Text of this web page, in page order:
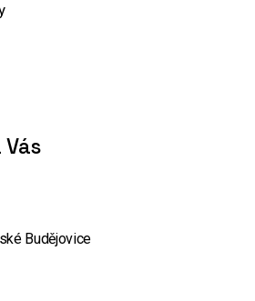
Vás
Budějovice